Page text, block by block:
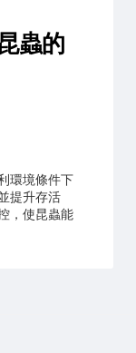
蟲的
環境條件下
提升存活
，使昆蟲能